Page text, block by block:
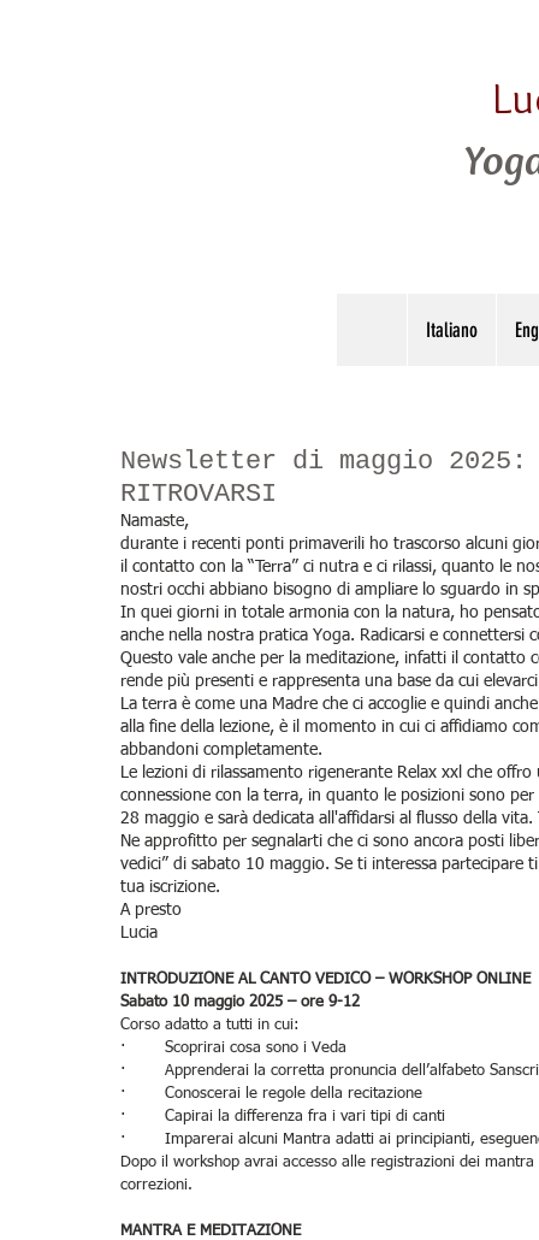
Italiano
Newsletter di maggio 2025:
RITROVARSI
Namaste,
durante i recenti ponti primaverili ho trascorso alcuni
il contatto con la “Terra” ci nutra e ci rilassi, quanto le
nostri occhi abbiano bisogno di ampliare lo sguardo in
In quei giorni in totale armonia con la natura, ho
anche nella nostra pratica Yoga. Radicarsi e
Questo vale anche per la meditazione, infatti il contatto
rende più presenti e rappresenta una base da cui
La terra è come una Madre che ci accoglie e quindi
alla fine della lezione, è il momento in cui ci affidiamo
abbandoni completamente.
Le lezioni di rilassamento rigenerante Relax xxl che
connessione con la terra, in quanto le posizioni sono
28 maggio e sarà dedicata all'affidarsi al flusso della
Ne approfitto per segnalarti che ci sono ancora posti
vedici” di sabato 10 maggio. Se ti interessa
tua iscrizione.
A presto
Lucia
INTRODUZIONE AL CANTO VEDICO – WORKSHOP ONLINE
Sabato 10 maggio 2025 – ore 9-12
Corso adatto a tutti in cui:
·        Scoprirai cosa sono i Veda
·        Apprenderai la corretta pronuncia dell’alfabeto
·        Conoscerai le regole della recitazione
·        Capirai la differenza fra i vari tipi di canti
·        Imparerai alcuni Mantra adatti ai principianti,
Dopo il workshop avrai accesso alle registrazioni dei
correzioni.
MANTRA E MEDITAZIONE